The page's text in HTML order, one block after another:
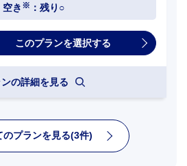
空き ※ ：残り○
の詳細を見る
のプランを見る(3件)